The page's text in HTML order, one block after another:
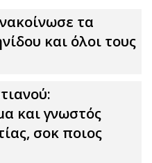
τα
και όλοι τους
και γνωστός
σoκ ποιος